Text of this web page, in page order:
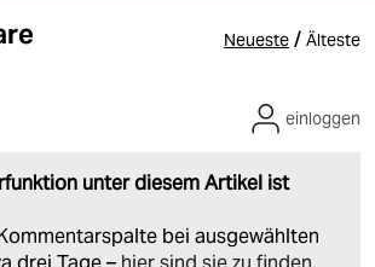
Neueste / Älteste
unter diesem Artikel ist
bei ausgewählten
einloggen